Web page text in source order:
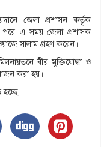
জেলা প্রশাসন কর্তৃক
পরে এ সময় জেলা প্রশাসক
সালাম গ্রহণ করেন।
বীর মুক্তিযোদ্ধা ও
করা হয়।